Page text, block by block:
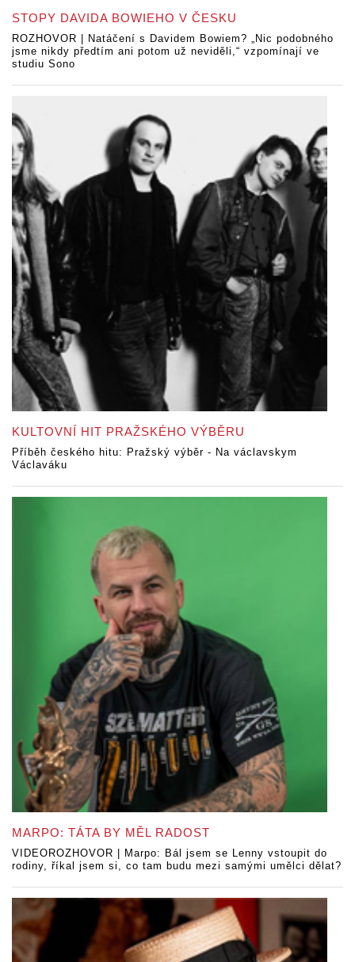
STOPY DAVIDA BOWIEHO V ČESKU
ROZHOVOR | Natáčení s Davidem Bowiem? „Nic podobného
jsme nikdy předtím ani potom už neviděli,“ vzpomínají ve
studiu Sono
KULTOVNÍ HIT PRAŽSKÉHO VÝBĚRU
Příběh českého hitu: Pražský výběr - Na václavskym
Václaváku
MARPO: TÁTA BY MĚL RADOST
VIDEOROZHOVOR | Marpo: Bál jsem se Lenny vstoupit do
rodiny, říkal jsem si, co tam budu mezi samými umělci dělat?